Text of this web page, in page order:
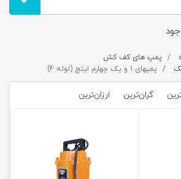
پمپ های کف کش
پمپهای 1 و یک چهارم اینچ (لوله 4)
گران‌ترین ارزان‌ترین